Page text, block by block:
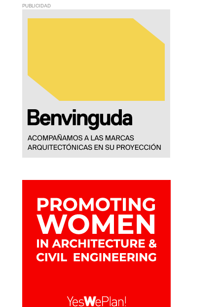
PUBLICIDAD